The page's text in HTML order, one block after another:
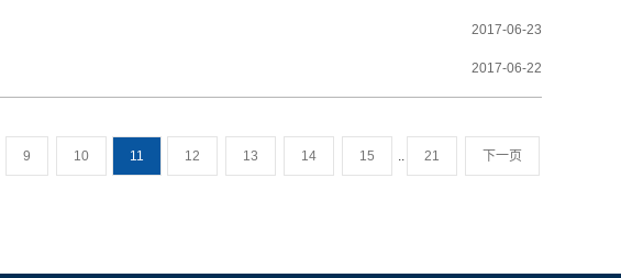
2017-06-23
2017-06-22
9 10 11 12 13 14 15 .. 21 下一页